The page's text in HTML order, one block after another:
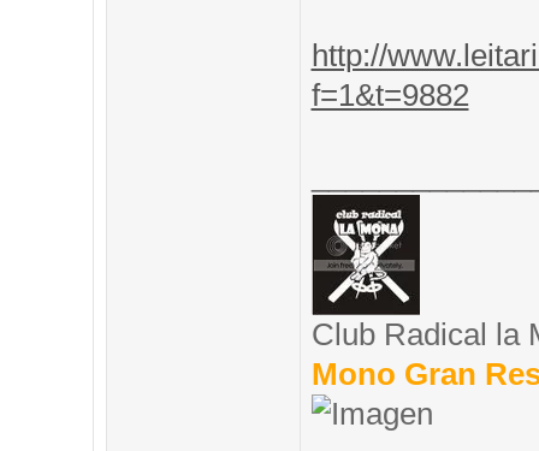
http://
f=1&t=9882
Club Radical la
Mono Gran